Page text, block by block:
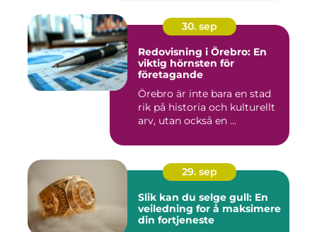
30. sep
Redovisning i Örebro: En
viktig hörnsten för
företagande
Örebro är inte bara en stad
rik på historia och kulturellt
arv, utan också en ...
29. sep
Slik kan du selge gull: En
veiledning for å maksimere
din fortjeneste